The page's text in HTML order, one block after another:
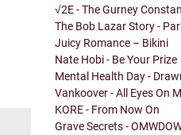
√2E - The Gurney
The Bob Lazar Story -
Juicy Romance – Bikini
Nate Hobi - Be Your Prize
Mental Health Day -
Vankoover - All Eyes On
KORE - From Now On
Grave Secrets -